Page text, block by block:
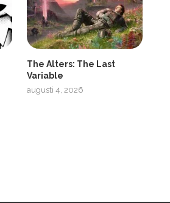
The Alters: The Last
Variable
augusti 4, 2026